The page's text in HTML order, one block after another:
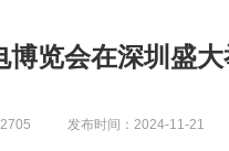
览会在深圳盛大
22705 发布时间：2024-11-21